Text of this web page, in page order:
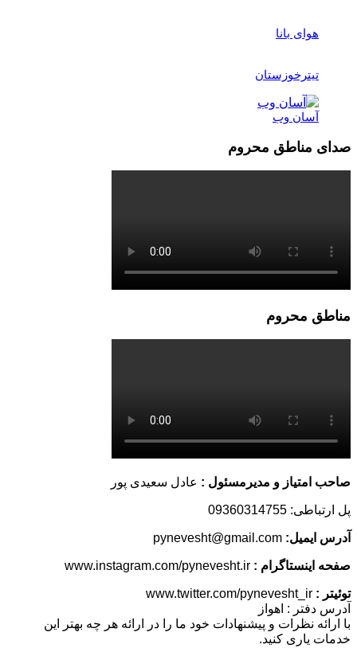
هوای بانا
تیترخوزستان
آسان وب
صدای مناطق محروم
مناطق محروم
صاحب امتیاز و مدیرمسئول : عادل سعیدی پور
پل ارتباطی: 09360314755
آدرس ایمیل:
صفحه اینستاگرام :
توئیتر :
آدرس دفتر : اهواز
با ارائه نظرات و پیشنهادات خود ما را در ارائه هر چه بهتر این
خدمات یاری کنید.